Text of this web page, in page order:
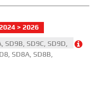
> 2026
SD9B, SD9C, SD9D,
SD8A, SD8B,